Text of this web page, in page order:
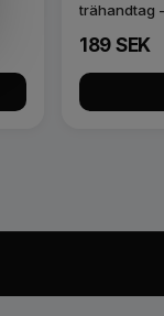
trähandtag
189 SEK